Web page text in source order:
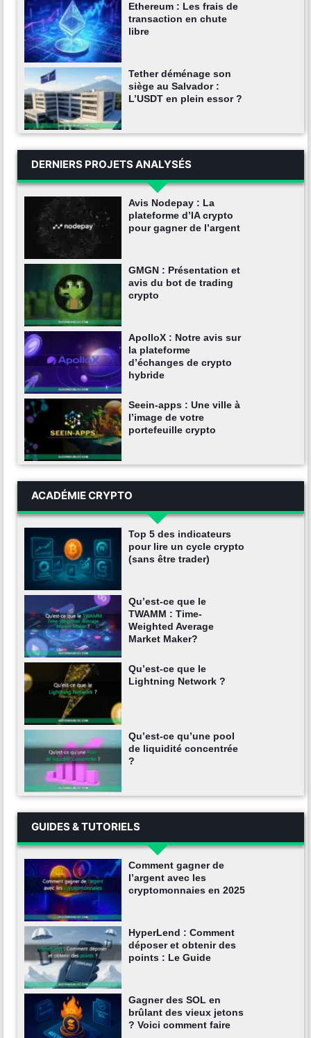
Ethereum : Les frais de
transaction en chute
libre
Tether déménage son
siège au Salvador :
L’USDT en plein essor ?
DERNIERS PROJETS ANALYSÉS
Avis Nodepay : La
plateforme d’IA crypto
pour gagner de l’argent
GMGN : Présentation et
avis du bot de trading
crypto
ApolloX : Notre avis sur
la plateforme
d’échanges de crypto
hybride
Seein-apps : Une ville à
l’image de votre
portefeuille crypto
ACADÉMIE CRYPTO
Top 5 des indicateurs
pour lire un cycle crypto
(sans être trader)
Qu’est-ce que le
TWAMM : Time-
Weighted Average
Market Maker?
Qu’est-ce que le
Lightning Network ?
Qu’est-ce qu’une pool
de liquidité concentrée
?
GUIDES & TUTORIELS
Comment gagner de
l’argent avec les
cryptomonnaies en 2025
HyperLend : Comment
déposer et obtenir des
points : Le Guide
Gagner des SOL en
brûlant des vieux jetons
? Voici comment faire